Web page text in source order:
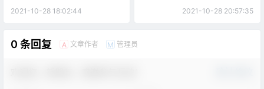
2021-10-28 18:02:44 2021-10-28 20:57:35
0 条回复 A 文章作者 M 管理员